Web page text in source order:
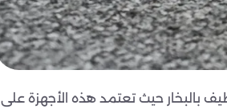
بالبخار حيث تعتمد هذه الأجهزة على